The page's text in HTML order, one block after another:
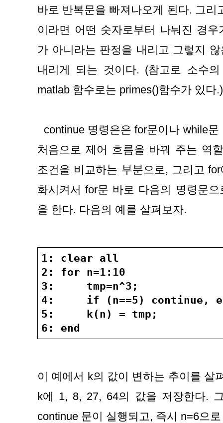
바로 반복문을 빠져나오게 된다. 그리
이라면 어떤 숫자로부터 나눠진 경
가 아니라는 판정을 내리고 그렇지
내리게 되는 것이다. (참고로 소수
matlab 함수로는 primes()함수가 있다.)
처음으로 제어 흐름을 바꿔 주는 역
조건을 비교하는 부분으로, 그리고
화시켜서 for문 바로 다음의 명령문
을 한다. 다음의 예를 살펴보자.
1: clear all
2: for n=1:10
3:     tmp=n^3;
4:     if (n==5) continue,
5:     k(n) = tmp;
6: end
이 예에서 k의 값이 변하는 추이를 살
k에 1, 8, 27, 64의 값을 저장한다.
continue 문이 실행되고, 즉시 n=6으